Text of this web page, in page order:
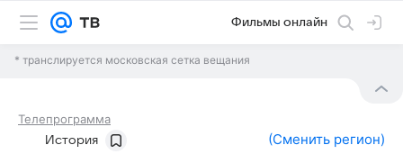
Фильмы онлайн
* транслируется московская сетка вещания
Телепрограмма
История (Сменить регион)